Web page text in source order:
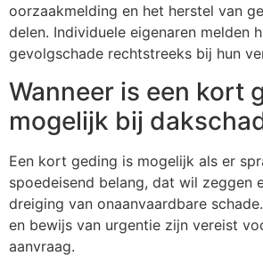
oorzaakmelding en het herstel van
delen. Individuele eigenaren melden
gevolgschade rechtstreeks bij hun
Wanneer is een kort
mogelijk bij
Een kort geding is mogelijk als er
spoedeisend belang, dat wil zeggen
dreiging van onaanvaardbare
en bewijs van urgentie zijn vereist
aanvraag.